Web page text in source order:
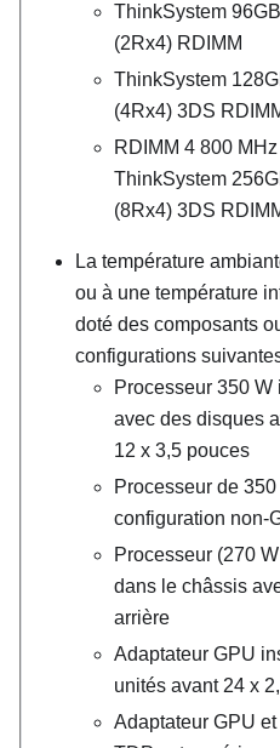
ThinkSystem
(2Rx4) RDIMM
ThinkSystem
(4Rx4) 3DS
RDIMM 4 800
ThinkSystem
(8Rx4) 3DS
La température
ou à une température
doté des composants
configurations
Processeur 350
avec des disques
12 x 3,5 pouces
Processeur de
configuration non-
Processeur (270
dans le châssis
arrière
Adaptateur GPU
unités avant 24 x
Adaptateur GPU